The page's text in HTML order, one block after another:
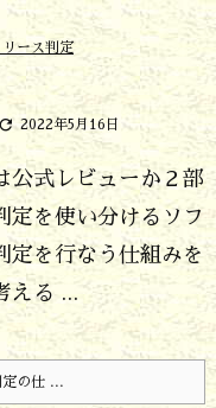
リース判定
 2022年5月16日
公式レビューか２部
定を使い分ける ソフ
定を行なう仕組みを
える ...
の仕 ...